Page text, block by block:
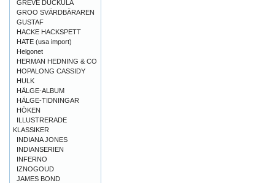
GREVE DUCKULA
GROO SVÄRDBÄRAREN
GUSTAF
HACKE HACKSPETT
HATE (usa import)
Helgonet
HERMAN HEDNING & CO
HOPALONG CASSIDY
HULK
HÄLGE-ALBUM
HÄLGE-TIDNINGAR
HÖKEN
ILLUSTRERADE
KLASSIKER
INDIANA JONES
INDIANSERIEN
INFERNO
IZNOGOUD
JAMES BOND